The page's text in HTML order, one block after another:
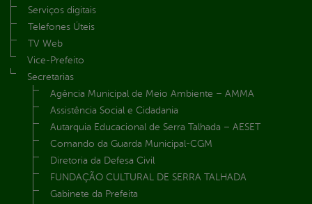
Serviços digitais
Telefones Úteis
TV Web
Vice-Prefeito
Secretarias
Agência Municipal de Meio Ambiente – AMMA
Assistência Social e Cidadania
Autarquia Educacional de Serra Talhada – AESET
Comando da Guarda Municipal-CGM
Diretoria da Defesa Civil
FUNDAÇÃO CULTURAL DE SERRA TALHADA
Gabinete da Prefeita